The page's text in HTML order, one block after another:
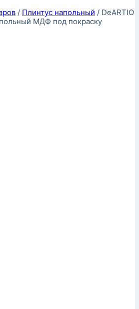
/ Плинтус напольный / DeARTIO
МДФ под покраску